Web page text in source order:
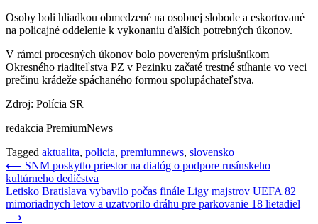
Osoby boli hliadkou obmedzené na osobnej slobode a eskortované
na policajné oddelenie k vykonaniu ďalších potrebných úkonov.
V rámci procesných úkonov bolo povereným príslušníkom
Okresného riaditeľstva PZ v Pezinku začaté trestné stíhanie vo veci
prečinu krádeže spáchaného formou spolupáchateľstva.
Zdroj: Polícia SR
redakcia PremiumNews
Tagged aktualita, policia, premiumnews, slovensko
Navigácia
v
článku
⟵ SNM poskytlo priestor na dialóg o podpore rusínskeho
kultúrneho dedičstva
Letisko Bratislava vybavilo počas finále Ligy majstrov UEFA 82
mimoriadnych letov a uzatvorilo dráhu pre parkovanie 18 lietadiel
⟶